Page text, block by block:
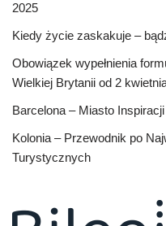
2025
Kiedy życie zaskakuje –
Obowiązek wypełnienia
Wielkiej Brytanii od 2
Barcelona – Miasto
Kolonia – Przewodnik po
Turystycznych